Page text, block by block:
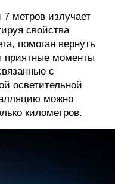
7 метров излучает
свойства
помогая вернуть
приятные моменты
с
осветительной
можно
километров.